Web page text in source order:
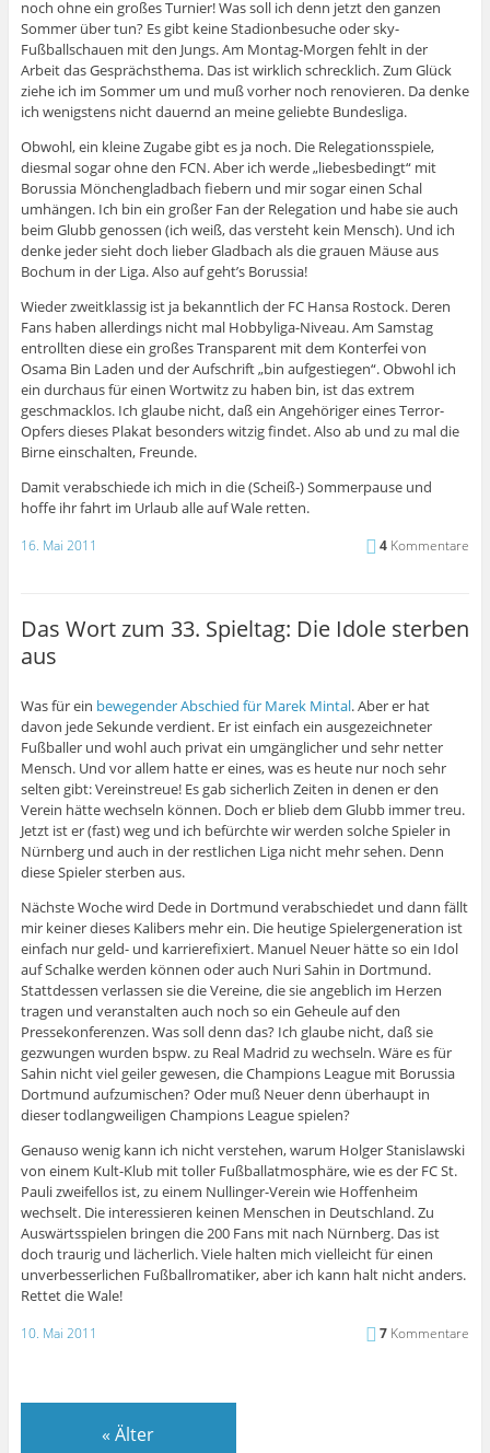
noch ohne ein großes Turnier! Was soll ich denn jetzt den ganzen
Sommer über tun? Es gibt keine Stadionbesuche oder sky-
Fußballschauen mit den Jungs. Am Montag-Morgen fehlt in der
Arbeit das Gesprächsthema. Das ist wirklich schrecklich. Zum Glück
ziehe ich im Sommer um und muß vorher noch renovieren. Da denke
ich wenigstens nicht dauernd an meine geliebte Bundesliga.
Obwohl, ein kleine Zugabe gibt es ja noch. Die Relegationsspiele,
diesmal sogar ohne den FCN. Aber ich werde „liebesbedingt“ mit
Borussia Mönchengladbach fiebern und mir sogar einen Schal
umhängen. Ich bin ein großer Fan der Relegation und habe sie auch
beim Glubb genossen (ich weiß, das versteht kein Mensch). Und ich
denke jeder sieht doch lieber Gladbach als die grauen Mäuse aus
Bochum in der Liga. Also auf geht’s Borussia!
Wieder zweitklassig ist ja bekanntlich der FC Hansa Rostock. Deren
Fans haben allerdings nicht mal Hobbyliga-Niveau. Am Samstag
entrollten diese ein großes Transparent mit dem Konterfei von
Osama Bin Laden und der Aufschrift „bin aufgestiegen“. Obwohl ich
ein durchaus für einen Wortwitz zu haben bin, ist das extrem
geschmacklos. Ich glaube nicht, daß ein Angehöriger eines Terror-
Opfers dieses Plakat besonders witzig findet. Also ab und zu mal die
Birne einschalten, Freunde.
Damit verabschiede ich mich in die (Scheiß-) Sommerpause und
hoffe ihr fahrt im Urlaub alle auf Wale retten.
16. Mai 2011 4 Kommentare
Das Wort zum 33. Spieltag: Die Idole sterben
aus
Was für ein bewegender Abschied für Marek Mintal. Aber er hat
davon jede Sekunde verdient. Er ist einfach ein ausgezeichneter
Fußballer und wohl auch privat ein umgänglicher und sehr netter
Mensch. Und vor allem hatte er eines, was es heute nur noch sehr
selten gibt: Vereinstreue! Es gab sicherlich Zeiten in denen er den
Verein hätte wechseln können. Doch er blieb dem Glubb immer treu.
Jetzt ist er (fast) weg und ich befürchte wir werden solche Spieler in
Nürnberg und auch in der restlichen Liga nicht mehr sehen. Denn
diese Spieler sterben aus.
Nächste Woche wird Dede in Dortmund verabschiedet und dann fällt
mir keiner dieses Kalibers mehr ein. Die heutige Spielergeneration ist
einfach nur geld- und karrierefixiert. Manuel Neuer hätte so ein Idol
auf Schalke werden können oder auch Nuri Sahin in Dortmund.
Stattdessen verlassen sie die Vereine, die sie angeblich im Herzen
tragen und veranstalten auch noch so ein Geheule auf den
Pressekonferenzen. Was soll denn das? Ich glaube nicht, daß sie
gezwungen wurden bspw. zu Real Madrid zu wechseln. Wäre es für
Sahin nicht viel geiler gewesen, die Champions League mit Borussia
Dortmund aufzumischen? Oder muß Neuer denn überhaupt in
dieser todlangweiligen Champions League spielen?
Genauso wenig kann ich nicht verstehen, warum Holger Stanislawski
von einem Kult-Klub mit toller Fußballatmosphäre, wie es der FC St.
Pauli zweifellos ist, zu einem Nullinger-Verein wie Hoffenheim
wechselt. Die interessieren keinen Menschen in Deutschland. Zu
Auswärtsspielen bringen die 200 Fans mit nach Nürnberg. Das ist
doch traurig und lächerlich. Viele halten mich vielleicht für einen
unverbesserlichen Fußballromatiker, aber ich kann halt nicht anders.
Rettet die Wale!
10. Mai 2011 7 Kommentare
« Älter